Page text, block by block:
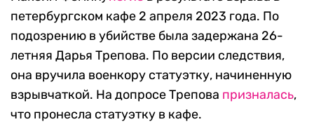
петербургском кафе 2 апреля 2023 года. По
подозрению в убийстве была задержана 26-
летняя Дарья Трепова. По версии следствия,
она вручила военкору статуэтку, начиненную
взрывчаткой. На допросе Трепова призналась,
что пронесла статуэтку в кафе.